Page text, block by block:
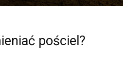
pościel?